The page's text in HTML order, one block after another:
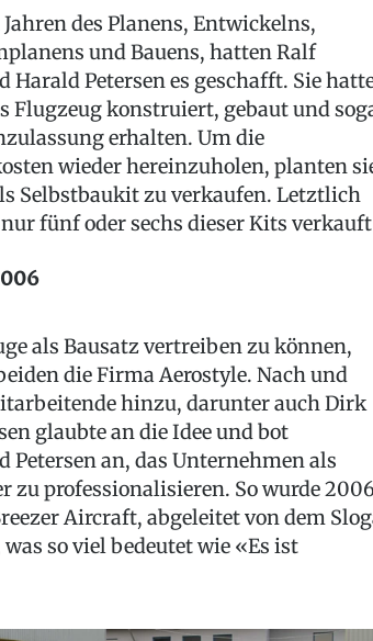
des Planens, Entwickelns,
und Bauens, hatten Ralf
Harald Petersen es geschafft. Sie
Flugzeug konstruiert, gebaut und
erhalten. Um die
wieder hereinzuholen, planten
Selbstbaukit zu verkaufen. Letztlich
fünf oder sechs dieser Kits
als Bausatz vertreiben zu können,
die Firma Aerostyle. Nach und
hinzu, darunter auch Dirk
glaubte an die Idee und bot
Petersen an, das Unternehmen als
zu professionalisieren. So wurde
Aircraft, abgeleitet von dem
so viel bedeutet wie «Es ist